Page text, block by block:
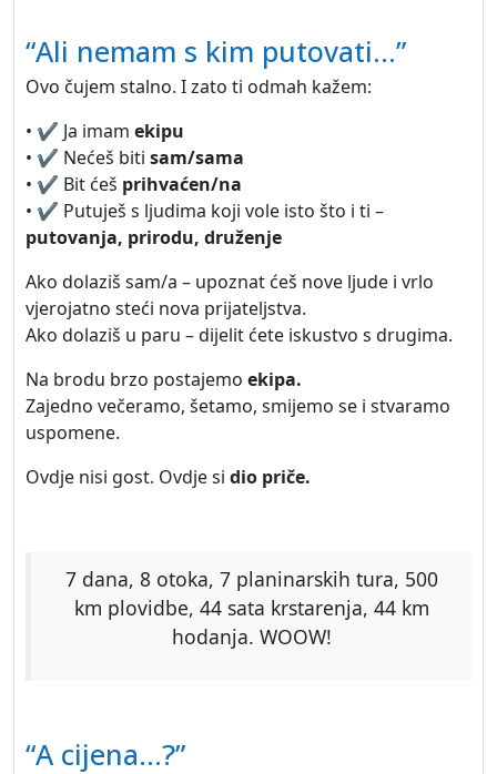
“Ali nemam s kim putovati…”
Ovo čujem stalno. I zato ti odmah kažem:
• ✔️ Ja imam ekipu
• ✔️ Nećeš biti sam/sama
• ✔️ Bit ćeš prihvaćen/na
• ✔️ Putuješ s ljudima koji vole isto što i ti –
putovanja, prirodu, druženje
Ako dolaziš sam/a – upoznat ćeš nove ljude i vrlo
vjerojatno steći nova prijateljstva.
Ako dolaziš u paru – dijelit ćete iskustvo s drugima.
Na brodu brzo postajemo ekipa.
Zajedno večeramo, šetamo, smijemo se i stvaramo
uspomene.
Ovdje nisi gost. Ovdje si dio priče.
7 dana, 8 otoka, 7 planinarskih tura, 500
km plovidbe, 44 sata krstarenja, 44 km
hodanja. WOOW!
“A cijena…?”